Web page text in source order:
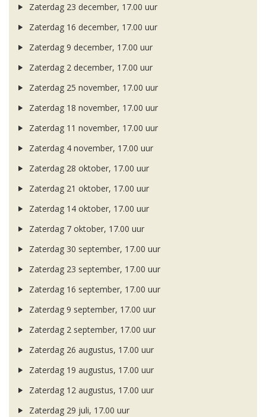
Zaterdag 23 december, 17.00 uur
Zaterdag 16 december, 17.00 uur
Zaterdag 9 december, 17.00 uur
Zaterdag 2 december, 17.00 uur
Zaterdag 25 november, 17.00 uur
Zaterdag 18 november, 17.00 uur
Zaterdag 11 november, 17.00 uur
Zaterdag 4 november, 17.00 uur
Zaterdag 28 oktober, 17.00 uur
Zaterdag 21 oktober, 17.00 uur
Zaterdag 14 oktober, 17.00 uur
Zaterdag 7 oktober, 17.00 uur
Zaterdag 30 september, 17.00 uur
Zaterdag 23 september, 17.00 uur
Zaterdag 16 september, 17.00 uur
Zaterdag 9 september, 17.00 uur
Zaterdag 2 september, 17.00 uur
Zaterdag 26 augustus, 17.00 uur
Zaterdag 19 augustus, 17.00 uur
Zaterdag 12 augustus, 17.00 uur
Zaterdag 29 juli, 17.00 uur